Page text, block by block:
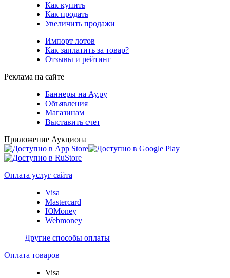
Как купить
Как продать
Увеличить продажи
Импорт лотов
Как заплатить за товар?
Отзывы и рейтинг
Реклама на сайте
Баннеры на Ау.ру
Объявления
Магазинам
Выставить счет
Приложение Аукциона
Оплата услуг сайта
Visa
Mastercard
ЮMoney
Webmoney
Другие способы оплаты
Оплата товаров
Visa